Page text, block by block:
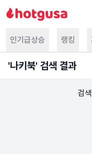
인기급상승 랭킹
'나키북' 검색 결과
검